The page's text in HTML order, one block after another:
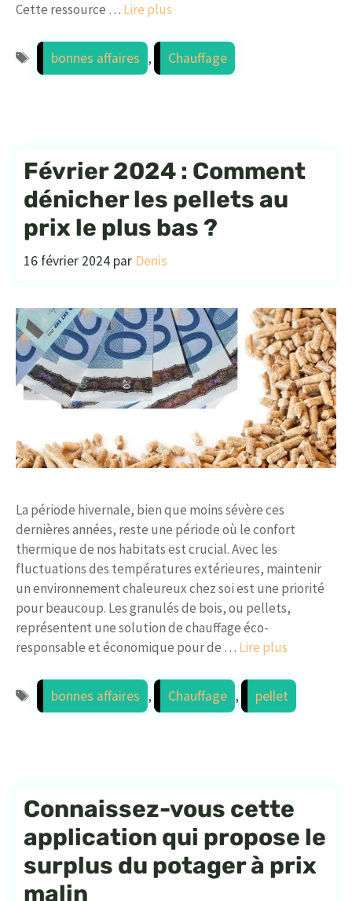
Cette ressource … Lire plus
Étiquettes
bonnes affaires , Chauffage
Février 2024 : Comment
dénicher les pellets au
prix le plus bas ?
16 février 2024 par Denis
La période hivernale, bien que moins sévère ces
dernières années, reste une période où le confort
thermique de nos habitats est crucial. Avec les
fluctuations des températures extérieures, maintenir
un environnement chaleureux chez soi est une priorité
pour beaucoup. Les granulés de bois, ou pellets,
représentent une solution de chauffage éco-
responsable et économique pour de … Lire plus
Étiquettes
bonnes affaires , Chauffage , pellet
Connaissez-vous cette
application qui propose le
surplus du potager à prix
malin